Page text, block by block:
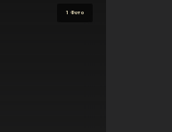
1 Фото